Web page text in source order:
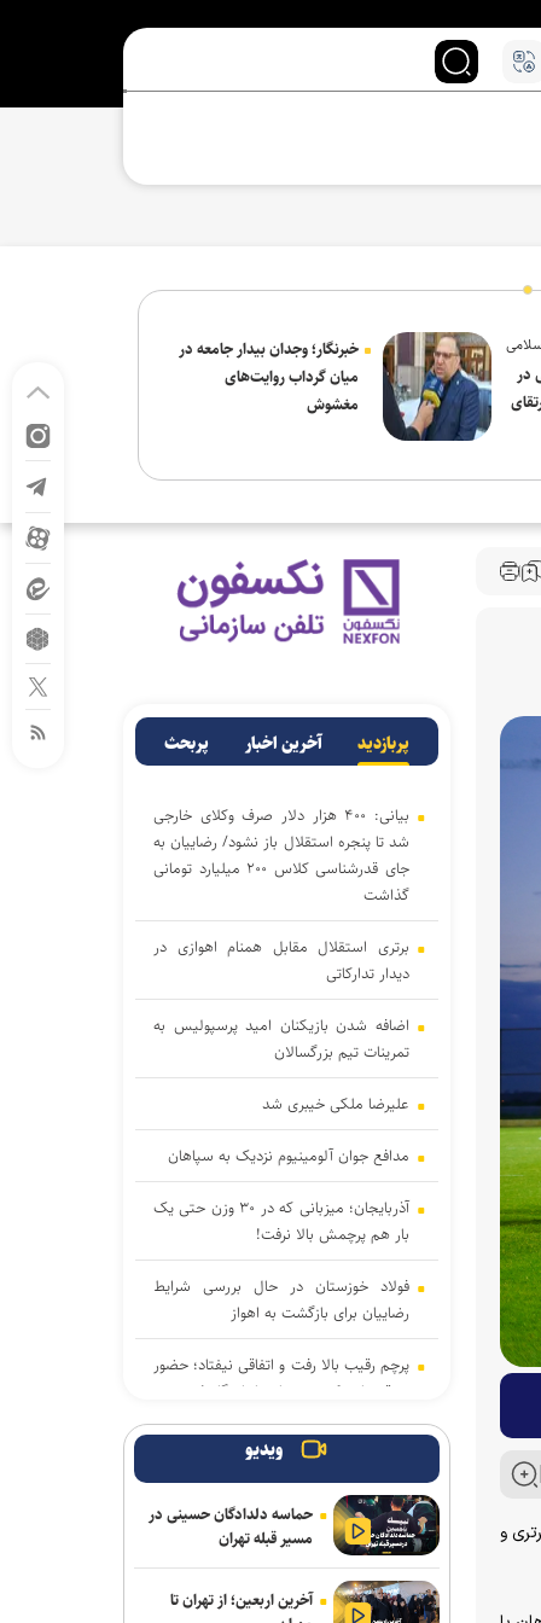
در
خبرنگار؛ وجدان بیدار جامعه در
میان گرداب روایت‌های
مغشوش
قلعه‌نویی، نام ۱۷ بازیکن لیگ برتری و
پربازدید آخرین اخبار پربحث
بیانی: ۴۰۰ هزار دلار صرف وکلای خارجی
شد تا پنجره استقلال باز نشود/ رضاییان به
جای قدرشناسی کلاس ۲۰۰ میلیارد تومانی
گذاشت
برتری استقلال مقابل همنام اهوازی در
دیدار تدارکاتی
اضافه شدن بازیکنان امید پرسپولیس به
تمرینات تیم بزرگسالان
علیرضا ملکی خیبری شد
مدافع جوان آلومینیوم نزدیک به سپاهان
آذربایجان؛ میزبانی که در ۳۰ وزن حتی یک
بار هم پرچمش بالا نرفت!
فولاد خوزستان در حال بررسی شرایط
رضاییان برای بازگشت به اهواز
پرچم رقیب بالا رفت و اتفاقی نیفتاد؛ حضور
در قهرمانی کشتی جهان با بادیگارد!
ادامه مذاکرات پیکان و شکاری
توافق دنیامالی و همتای آذربایجانی برای
گسترش همکاری‌های ورزش و جوانان ایران
و جمهوری آذربایجان
پاسخ منفی یک لزیونر به باشگاه
ویدیو
حماسه دلدادگان حسینی در
مسیر قبله تهران
آخرین اربعین؛ از تهران تا